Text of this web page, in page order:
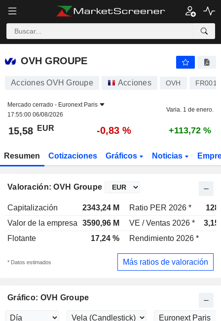
OVH GROUPE
OVH GROUPE
Acciones OVH Groupe Acciones OVH
Mercado cerrado - Euronext Paris
17:55:00 06/08/2026
Varia. 1 de enero.
15,58 EUR -0,83 % +113,72 %
Resumen Cotizaciones Gráficos Noticias
Valoración: OVH Groupe
Capitalización 2343,24 M Ratio PER 2026 *
Valor de la empresa
3590,96 M VE / Ventas 2026 *
Flotante
17,24 % Rendimiento 2026 *
* Datos estimados Más ratios de valoración
Gráfico: OVH Groupe